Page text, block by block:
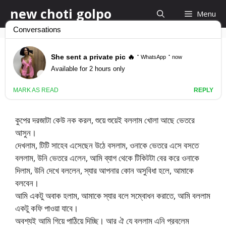
to
content
new choti golpo Menu
ট্রেনে তরুণীকে চোদার কাহণি
March 31, 2016
কুপের দরজাটা কেউ নক করল, শুয়ে শুয়েই বললাম খোলা আছে ভেতরে
আসুন।
দেখলাম, টিটি সাহেব এসেছেন উঠে বসলাম, ওনাকে ভেতরে এসে বসতে
বললাম, উনি ভেতরে এলেন, আমি ব্যাগ থেকে টিকিটটা বের করে ওনাকে
দিলাম, উনি দেখে বললেন, স্যার আপনার কোন অসুবিধা হলে, আমাকে
বলবেন।
আমি একটু অবাক হলাম, আমাকে স্যার বলে সম্বোধন করাতে, আমি বললাম
একটু কফি পাওয়া যাবে।
অবশ্যই আমি গিয়ে পাঠিয়ে দিচ্ছি। আর ঐ যে বললাম এনি প্রবলেম